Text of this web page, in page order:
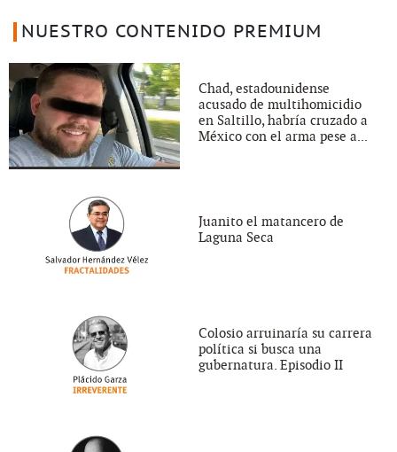
NUESTRO CONTENIDO PREMIUM
Chad, estadounidense
acusado de multihomicidio
en Saltillo, habría cruzado a
México con el arma pese a...
Juanito el matancero de
Laguna Seca
Colosio arruinaría su carrera
política si busca una
gubernatura. Episodio II